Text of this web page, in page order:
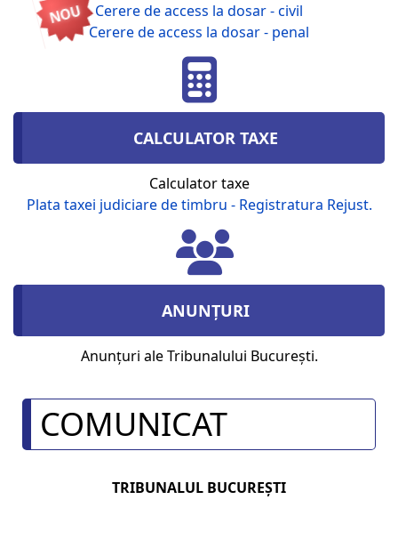
NOU
Cerere de access la dosar - civil
Cerere de access la dosar - penal
CALCULATOR TAXE
Calculator taxe
Plata taxei judiciare de timbru - Registratura Rejust.
ANUNȚURI
Anunțuri ale Tribunalului București.
COMUNICAT
TRIBUNALUL BUCUREŞTI